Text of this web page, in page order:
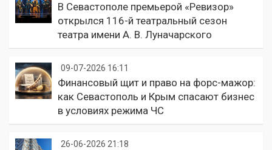
В Севастополе премьерой «Ревизор»
открылся 116-й театральный сезон
театра имени А. В. Луначарского
09-07-2026 16:11
Финансовый щит и право на форс-мажор:
как Севастополь и Крым спасают бизнес
в условиях режима ЧС
26-06-2026 21:18